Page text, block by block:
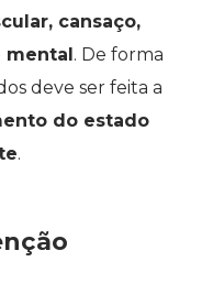
cansaço,
mental. De forma
deve ser feita a
do estado
.